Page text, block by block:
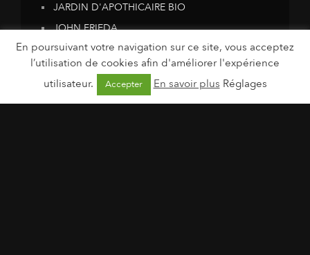
JARDIN D'APOTHICAIRE BIO
JOHN FRIEDA
JOM BAO
KARELEA
KARELEA
En poursuivant votre navigation sur ce site, vous acceptez
l’utilisation de cookies afin d'améliorer l'expérience
utilisateur.
Accepter En savoir plus Réglages